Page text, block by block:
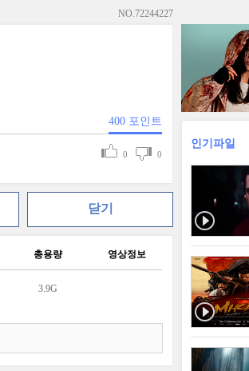
NO.72244227
400 포인트
0 0
닫기
총용량 영상정보
3.9G
인기파일